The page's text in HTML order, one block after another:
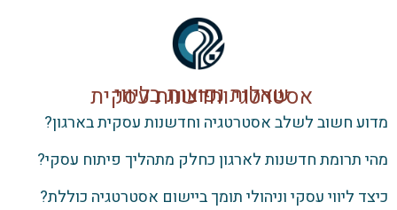
שאלות נפוצות בליווי אסטרטגי וחדשנות עסקית
חשוב לשלב אסטרטגיה וחדשנות עסקית בארגון?
תרומת חדשנות לארגון כחלק מתהליך פיתוח עסקי?
ליווי עסקי וניהולי תומך ביישום אסטרטגיה כוללת?